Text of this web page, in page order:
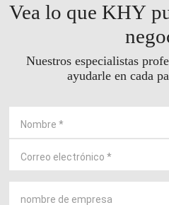
silvestre. Por lo tanto, es
métodos de eliminación
impacto ambiental. En esta
efectivas de desechar
pintura acrílica, garantizando
Vea lo que KHY
Nuestros especialistas
ayudarle en cada
Nombre *
Correo electrónico *
nombre de empresa